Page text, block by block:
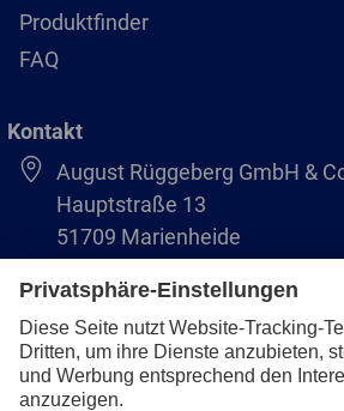
Produktfinder
FAQ
Kontakt
August Rüggeberg GmbH &
Hauptstraße 13
51709 Marienheide
+49 2264 9-0
info@pferd.com
+49 2264 9-400